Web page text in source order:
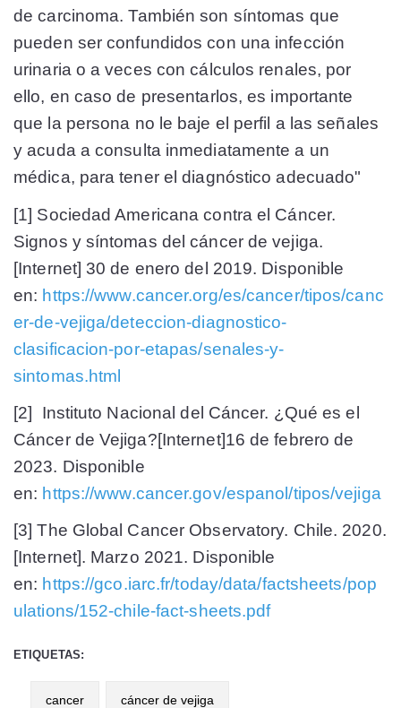
de carcinoma. También son síntomas que
pueden ser confundidos con una infección
urinaria o a veces con cálculos renales, por
ello, en caso de presentarlos, es importante
que la persona no le baje el perfil a las señales
y acuda a consulta inmediatamente a un
médica, para tener el diagnóstico adecuado"
[1] Sociedad Americana contra el Cáncer.
Signos y síntomas del cáncer de vejiga.
[Internet] 30 de enero del 2019. Disponible
en: https://www.cancer.org/es/cancer/tipos/canc
er-de-vejiga/deteccion-diagnostico-
clasificacion-por-etapas/senales-y-
sintomas.html
[2] Instituto Nacional del Cáncer. ¿Qué es el
Cáncer de Vejiga?[Internet]16 de febrero de
2023. Disponible
en: https://www.cancer.gov/espanol/tipos/vejiga
[3] The Global Cancer Observatory. Chile. 2020.
[Internet]. Marzo 2021. Disponible
en: https://gco.iarc.fr/today/data/factsheets/pop
ulations/152-chile-fact-sheets.pdf
ETIQUETAS:
cancer cáncer de vejiga